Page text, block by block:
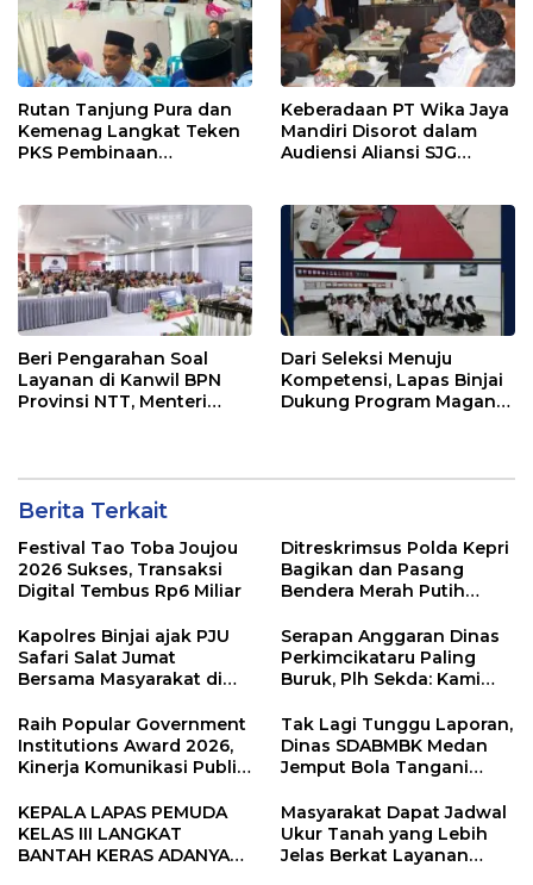
Rutan Tanjung Pura dan
Kemenag Langkat Teken
PKS Pembinaan
Keberadaan PT Wika Jaya
Mandiri Disorot dalam
Audiensi Aliansi SJG
Beri Pengarahan Soal
Layanan di Kanwil BPN
Provinsi NTT, Menteri
Dari Seleksi Menuju
Kompetensi, Lapas Binjai
Dukung Program Magang
Berita Terkait
Festival Tao Toba Joujou
2026 Sukses, Transaksi
Digital Tembus Rp6 Miliar
Ditreskrimsus Polda Kepri
Bagikan dan Pasang
Bendera Merah Putih
Perkuat Semangat
Kebangsaan.
Kapolres Binjai ajak PJU
Safari Salat Jumat
Bersama Masyarakat di
Serapan Anggaran Dinas
Perkimcikataru Paling
Buruk, Plh Sekda: Kami
Raih Popular Government
Institutions Award 2026,
Kinerja Komunikasi Publik
Kembali Diakui
Tak Lagi Tunggu Laporan,
Dinas SDABMBK Medan
Jemput Bola Tangani
KEPALA LAPAS PEMUDA
KELAS III LANGKAT
BANTAH KERAS ADANYA
Masyarakat Dapat Jadwal
Ukur Tanah yang Lebih
Jelas Berkat Layanan